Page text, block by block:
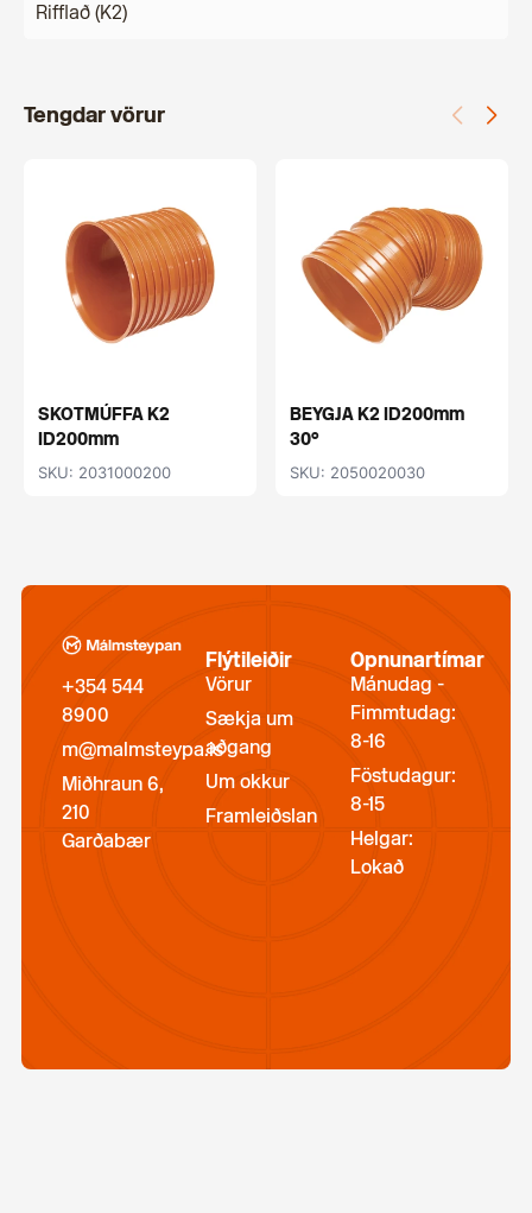
Rifflað (K2)
Tengdar vörur
SKOTMÚFFA K2
ID200mm
SKU: 2031000200
BEYGJA K2 ID200mm
30°
SKU: 2050020030
+354 544
8900
m@malmsteypa.is
Miðhraun 6,
210
Garðabær
Flýtileiðir
Vörur
Sækja um
aðgang
Um okkur
Framleiðslan
Opnunartímar
Mánudag -
Fimmtudag:
8-16
Föstudagur:
8-15
Helgar:
Lokað